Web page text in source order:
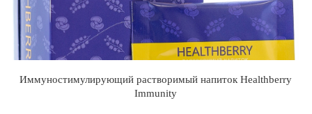
Иммуностимулирующий растворимый напиток Healthberry
Immunity